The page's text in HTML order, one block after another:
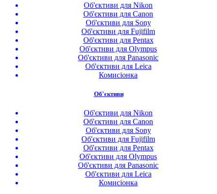
Об'єктиви для Nikon
Об'єктиви для Canon
Об'єктиви для Sony
Об'єктиви для Fujifilm
Об'єктиви для Pentax
Об'єктиви для Olympus
Об'єктиви для Panasonic
Об'єктиви для Leica
Комисіонка
Об'єктиви
Об'єктиви для Nikon
Об'єктиви для Canon
Об'єктиви для Sony
Об'єктиви для Fujifilm
Об'єктиви для Pentax
Об'єктиви для Olympus
Об'єктиви для Panasonic
Об'єктиви для Leica
Комисіонка